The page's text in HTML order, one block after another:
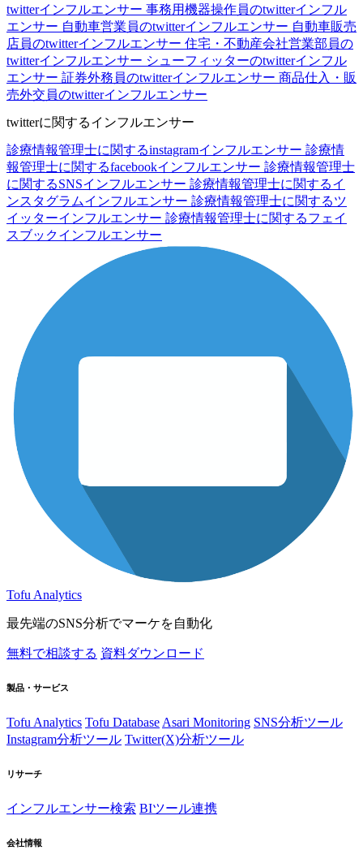
twitterインフルエンサー 事務用機器操作員のtwitterインフル
エンサー 自動車営業員のtwitterインフルエンサー 自動車販売
店員のtwitterインフルエンサー 住宅・不動産会社営業部員の
twitterインフルエンサー シューフィッターのtwitterインフル
エンサー 証券外務員のtwitterインフルエンサー 商品仕入・販
売外交員のtwitterインフルエンサー
twitterに関するインフルエンサー
診療情報管理士に関するinstagramインフルエンサー 診療情
報管理士に関するfacebookインフルエンサー 診療情報管理士
に関するSNSインフルエンサー 診療情報管理士に関するイ
ンスタグラムインフルエンサー 診療情報管理士に関するツ
イッターインフルエンサー 診療情報管理士に関するフェイ
スブックインフルエンサー
Tofu Analytics
最先端のSNS分析でマーケを自動化
無料で相談する 資料ダウンロード
製品・サービス
Tofu Analytics Tofu Database Asari Monitoring SNS分析ツール
Instagram分析ツール Twitter(X)分析ツール
リサーチ
インフルエンサー検索 BIツール連携
会社情報